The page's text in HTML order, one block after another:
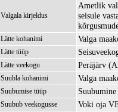
Valgala kirjeldus
Ametlik
seisule
Lätte kohanimi Valga
Lätte tüüp
Lätte veekogu Peräjärv
Suubla kohanimi Valga
Suubumise tüüp
Suubub veekogusse Voki oja